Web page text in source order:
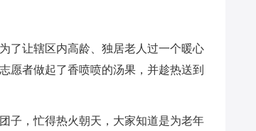
了让辖区内高龄、独居老人过一个暖心
愿者做起了香喷喷的汤果，并趁热送到
子，忙得热火朝天，大家知道是为老年